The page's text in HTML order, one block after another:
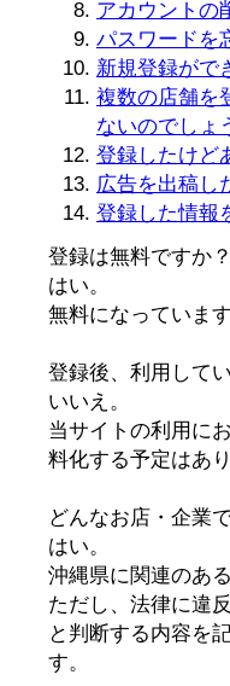
アカウントの
パスワードを
新規登録がで
複数の店舗を
ないのでしょ
登録したけど
広告を出稿し
登録した情報
登録は無料ですか？
はい。
無料になっていま
登録後、利用して
いいえ。
当サイトの利用に
料化する予定はあ
どんなお店・企業
はい。
沖縄県に関連のあ
ただし、法律に違
と判断する内容を
す。